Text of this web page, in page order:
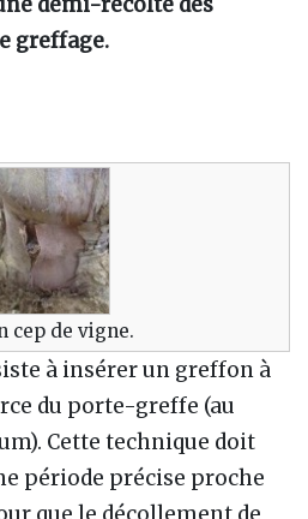
greffage.
cep de vigne.
à insérer un greffon à
du porte-greffe (au
Cette technique doit
période précise proche